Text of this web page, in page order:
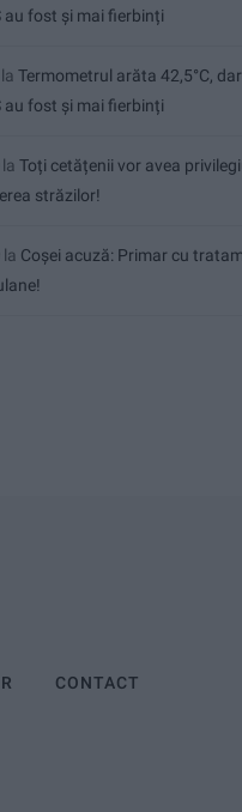
au fost și mai fierbinți
la Termometrul arăta 42,5°C,
au fost și mai fierbinți
la Toți cetățenii vor avea
străzilor!
la Coșei acuză: Primar cu
CONTACT